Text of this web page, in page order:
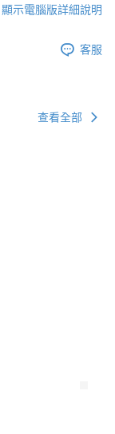
顯示電腦版詳細說明
客服
查看全部